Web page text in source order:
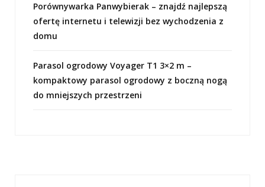
Porównywarka Panwybierak – znajdź najlepszą
ofertę internetu i telewizji bez wychodzenia z
domu
Parasol ogrodowy Voyager T1 3×2 m –
kompaktowy parasol ogrodowy z boczną nogą
do mniejszych przestrzeni